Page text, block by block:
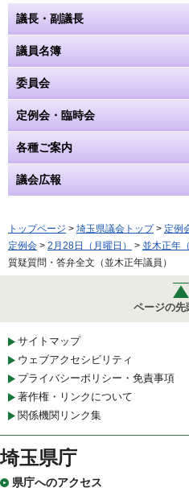
議長・副議長
議員名簿
委員会
定例会・臨時会
各種ご案内
議会広報
トップページ > 埼玉県議会トップ> 定例
定例会 > 2月28日（月曜日） > 並木正年
質疑質問・答弁全文（並木正年議員）
ページの先
サイトマップ
ウェブアクセシビリティ
プライバシーポリシー・免責事項
著作権・リンクについて
関係機関リンク集
埼玉県庁
県庁へのアクセス